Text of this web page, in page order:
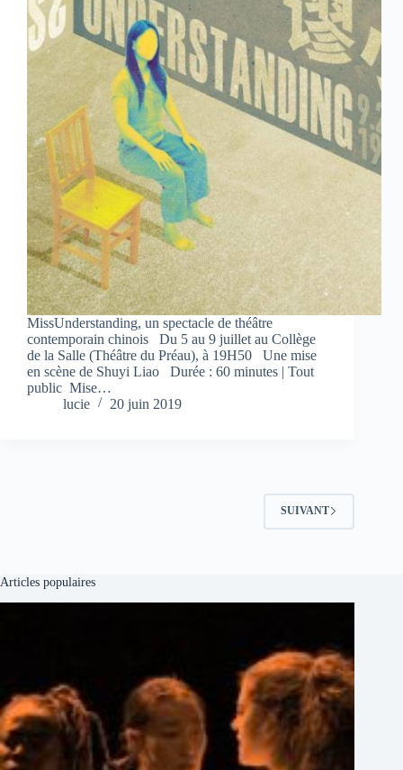
MissUnderstanding, un spectacle de théâtre
contemporain chinois Du 5 au 9 juillet au Collège
de la Salle (Théâtre du Préau), à 19H50 Une mise
en scène de Shuyi Liao Durée : 60 minutes | Tout
public Mise…
lucie
20 juin 2019
SUIVANT
Articles populaires